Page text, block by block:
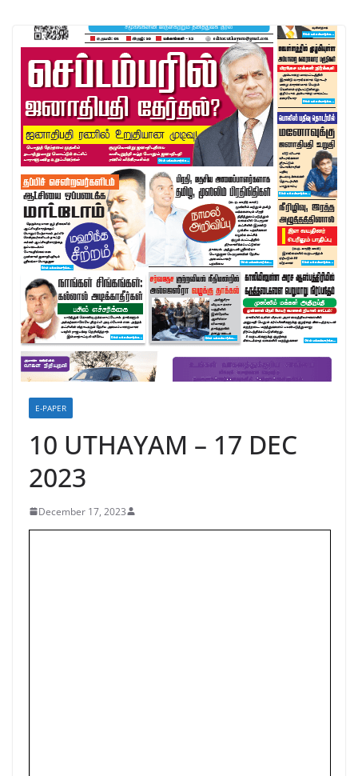
E-PAPER
10 UTHAYAM – 17 DEC
2023
December 17, 2023